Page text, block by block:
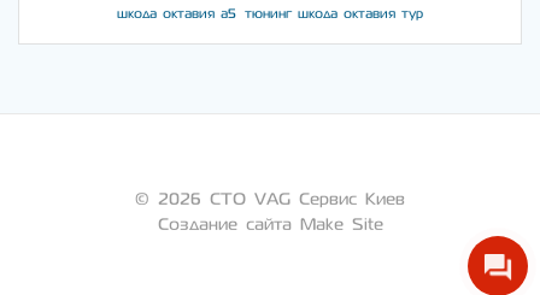
шкода октавия а5
тюнинг шкода октавия тур
© 2026 СТО VAG Сервис Киев
Создание сайта Make Site